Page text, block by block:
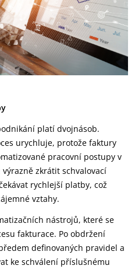
platí dvojnásob.
urychluje, protože faktury
pracovní postupy v
zkrátit schvalovací
rychlejší platby, což
vztahy.
nástrojů, které se
fakturace. Po obdržení
definovaných pravidel a
ke schválení příslušnému